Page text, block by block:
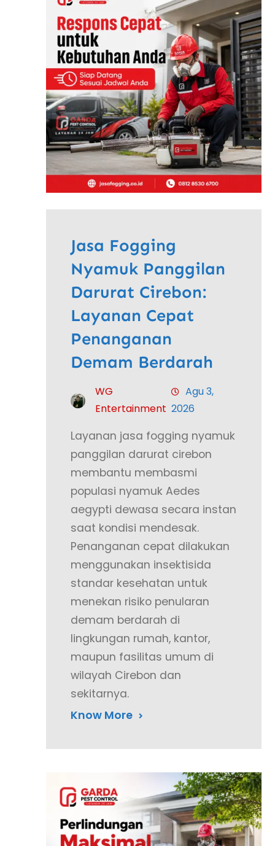
Jasa Fogging
Nyamuk Panggilan
Darurat Cirebon:
Layanan Cepat
Penanganan
Demam Berdarah
WG
Entertainment
Agu 3,
2026
Layanan jasa fogging nyamuk
panggilan darurat cirebon
membantu membasmi
populasi nyamuk Aedes
aegypti dewasa secara instan
saat kondisi mendesak.
Penanganan cepat dilakukan
menggunakan insektisida
standar kesehatan untuk
menekan risiko penularan
demam berdarah di
lingkungan rumah, kantor,
maupun fasilitas umum di
wilayah Cirebon dan
sekitarnya.
Know More